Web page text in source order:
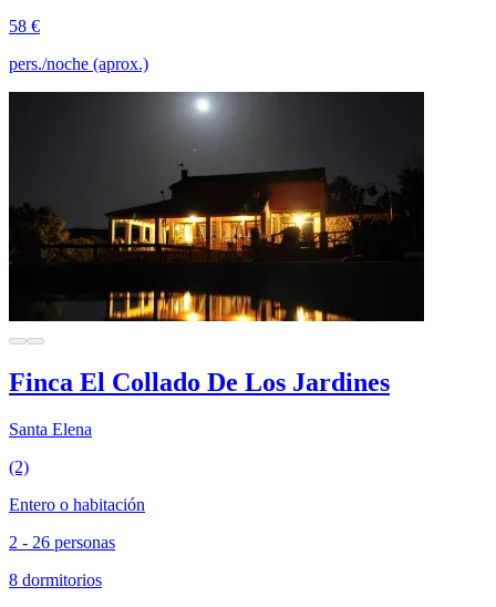
58 €
pers./noche (aprox.)
Finca El Collado De Los Jardines
Santa Elena
(2)
Entero o habitación
2 - 26 personas
8 dormitorios